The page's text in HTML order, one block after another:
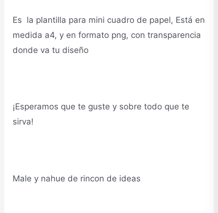
Es la plantilla para mini cuadro de papel, Está en
medida a4, y en formato png, con transparencia
donde va tu diseño
¡Esperamos que te guste y sobre todo que te
sirva!
Male y nahue de rincon de ideas